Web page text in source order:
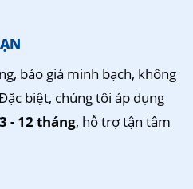
báo giá minh bạch, không
biệt, chúng tôi áp dụng
- 12 tháng, hỗ trợ tận tâm